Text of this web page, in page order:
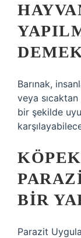
Barınak,
veya
bir şekilde
BIR
Parazit